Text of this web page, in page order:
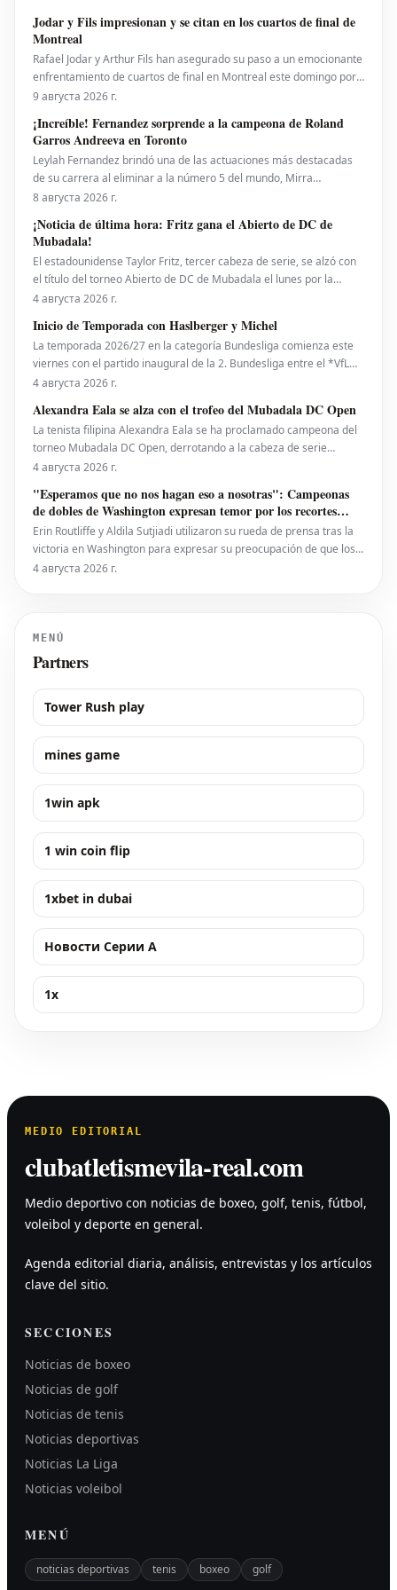
Jodar y Fils impresionan y se citan en los cuartos de final de
Montreal
Rafael Jodar y Arthur Fils han asegurado su paso a un emocionante
enfrentamiento de cuartos de final en Montreal este domingo por
la noche. Ambos jugadores ofrecieron actuaciones sobresalientes,
de final del National Bank Open pre
9 августа 2026 г.
¡Increíble! Fernandez sorprende a la campeona de Roland
Garros Andreeva en Toronto
Leylah Fernandez brindó una de las actuaciones más destacadas
de su carrera al eliminar a la número 5 del mundo, Mirra
Andreeva, con un contundente 6-1, 6-4 el viernes por la noche. Con
Bank Open presentado por Rogers en Toront
8 августа 2026 г.
¡Noticia de última hora: Fritz gana el Abierto de DC de
Mubadala!
El estadounidense Taylor Fritz, tercer cabeza de serie, se alzó con
el título del torneo Abierto de DC de Mubadala el lunes por la
noche, tras derrotar al español Rafael Jodar por 7-6 (2), 6-4. Este es
10 del ranking mundial, habí
4 августа 2026 г.
Inicio de Temporada con Haslberger y Michel
La temporada 2026/27 en la categoría Bundesliga comienza este
viernes con el partido inaugural de la 2. Bundesliga entre el *VfL
Bochum* y el *Hertha BSC*. El encuentro será dirigido por
y **Martin Speckner**. **Tom Bauer** eje
4 августа 2026 г.
Alexandra Eala se alza con el trofeo del Mubadala DC Open
La tenista filipina Alexandra Eala se ha proclamado campeona del
torneo Mubadala DC Open, derrotando a la cabeza de serie
número uno, la estadounidense Jessica Pegula, con un marcador
puesto 28 del ranking mundial, demostró su
4 августа 2026 г.
"Esperamos que no nos hagan eso a nosotras": Campeonas
de dobles de Washington expresan temor por los recortes
propuestos por la ATP que se extienden a la WTA
Erin Routliffe y Aldila Sutjiadi utilizaron su rueda de prensa tras la
victoria en Washington para expresar su preocupación de que los
recortes propuestos por la ATP en dobles puedan llegar
4 августа 2026 г.
MENÚ
Partners
Tower Rush play
mines game
1win apk
1 win coin flip
1xbet in dubai
Новости Серии А
1x
MEDIO EDITORIAL
clubatletismevila-real.com
Medio deportivo con noticias de boxeo, golf, tenis, fútbol,
voleibol y deporte en general.
Agenda editorial diaria, análisis, entrevistas y los artículos
clave del sitio.
SECCIONES
Noticias de boxeo
Noticias de golf
Noticias de tenis
Noticias deportivas
Noticias La Liga
Noticias voleibol
MENÚ
noticias deportivas tenis boxeo golf